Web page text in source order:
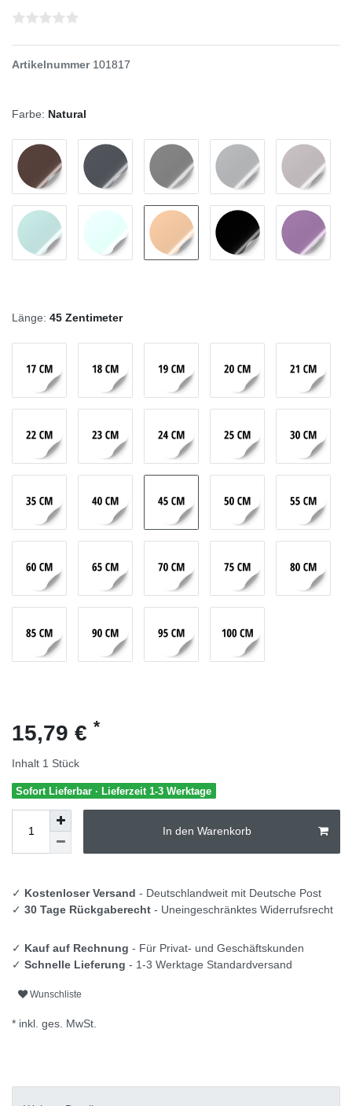
Artikelnummer 101817
Farbe: Natural
Länge: 45 Zentimeter
15,79 € *
Inhalt 1 Stück
Sofort Lieferbar · Lieferzeit 1-3 Werktage
In den Warenkorb
✓ Kostenloser Versand - Deutschlandweit mit Deutsche Post
✓ 30 Tage Rückgaberecht - Uneingeschränktes Widerrufsrecht
✓ Kauf auf Rechnung - Für Privat- und Geschäftskunden
✓ Schnelle Lieferung - 1-3 Werktage Standardversand
Wunschliste
* inkl. ges. MwSt.